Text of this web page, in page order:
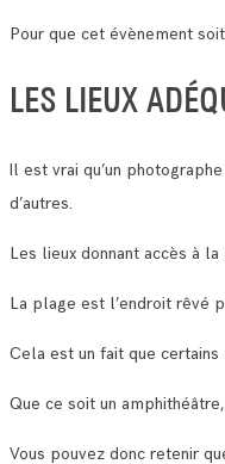
Pour que cet évènement
LES LIEUX
Il est vrai qu’un
d’autres.
Les lieux donnant accès à
La plage est l’endroit rêvé
Cela est un fait que
Que ce soit un
Vous pouvez donc retenir